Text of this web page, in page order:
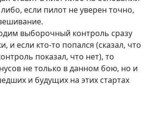
если пилот не уверен точно,
выборочный контроль сразу
и если кто-то попался (сказал, что
показал, что нет), то
не только в данном бою, но и
и будущих на этих стартах